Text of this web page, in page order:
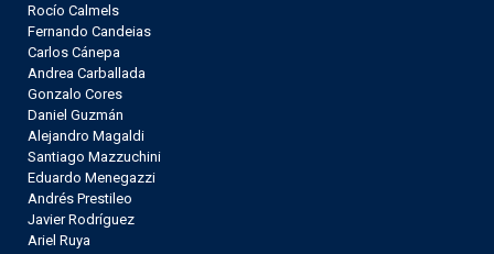
Rocío Calmels
Fernando Candeias
Carlos Cánepa
Andrea Carballada
Gonzalo Cores
Daniel Guzmán
Alejandro Magaldi
Santiago Mazzuchini
Eduardo Menegazzi
Andrés Prestileo
Javier Rodríguez
Ariel Ruya